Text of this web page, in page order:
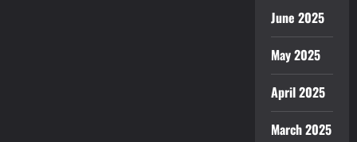
June 2025
May 2025
April 2025
March 2025